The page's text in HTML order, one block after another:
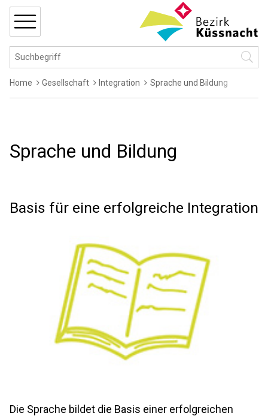
Navigieren in Küssnacht
Schnellnavigation
Hauptnavigation
Suchbegriff
Breadcrumb
Home Gesellschaft Integration Sprache und Bildung
Sprache und Bildung
Basis für eine erfolgreiche Integration
Die Sprache bildet die Basis einer erfolgreichen